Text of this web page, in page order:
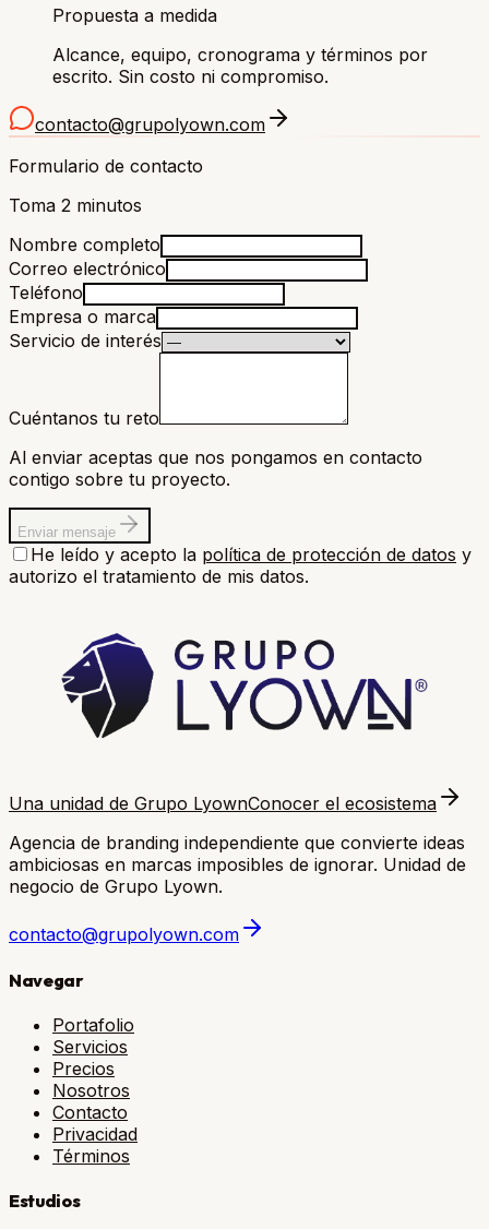
Propuesta a medida
Alcance, equipo, cronograma y términos por
escrito. Sin costo ni compromiso.
contacto@grupolyown.com
Formulario de contacto
Toma 2 minutos
Nombre completo
Correo electrónico
Teléfono
Empresa o marca
Servicio de interés
Cuéntanos tu reto
Al enviar aceptas que nos pongamos en contacto
contigo sobre tu proyecto.
Enviar mensaje
He leído y acepto la política de protección de datos y
autorizo el tratamiento de mis datos.
Una unidad de Grupo LyownConocer el ecosistema
Agencia de branding independiente que convierte ideas
ambiciosas en marcas imposibles de ignorar. Unidad de
negocio de Grupo Lyown.
contacto@grupolyown.com
Navegar
Portafolio
Servicios
Precios
Nosotros
Contacto
Privacidad
Términos
Estudios